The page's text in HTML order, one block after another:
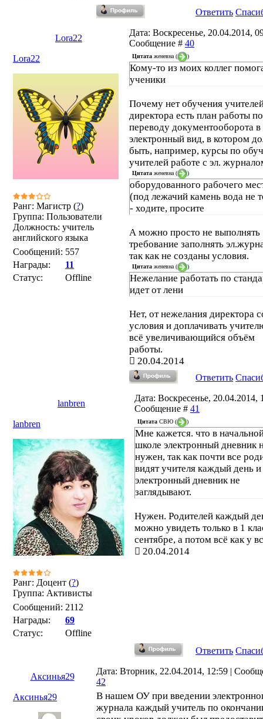
Ответить
Lora22
Дата: Воскресенье, 20.04.2014,
Сообщение # 40
Lora22
Ранг: Магистр (?)
Группа: Пользователи
Должность: учитель
английского языка
Сообщений: 557
Награды:
11
Статус:
Offline
Цитата женевна ( )
Кому-то из моих коллег
ученики
Почему нет обучения
директора есть план работы по
переводу документооборота в
электронный вид, в котором
быть, например, курсы по
учителей работе с эл.
Цитата женевна ( )
оборудованного рабочего
(под лежачий камень вода не
- ходите, просите
А можно просто не выполнять
требование заполнять
так как не созданы условия.
Цитата женевна ( )
Нежелание работать по
идет от лени
Нет, от нежелания директора
условия и доплачивать
всё увеличивающийся объём
работы.
20.04.2014
Ответить
lanbren
Дата: Воскресенье, 20.04.2014,
Сообщение # 41
lanbren
Ранг: Доцент (?)
Группа: Активисты
Сообщений: 2112
Награды:
69
Статус:
Offline
Цитата СВЮ ( )
Мне кажется. что в
школе электронный дневник
нужен, так как почти все
видят учителя каждый день и
электронный дневник не
заглядывают.
Нужен. Родителей каждый
можно увидеть только в 1
сентябре, а потом всё как у
20.04.2014
Ответить
Аксинья29
Дата: Вторник, 22.04.2014, 12:59 |
42
Аксинья29
В нашем ОУ при введении
журнала каждый учитель по